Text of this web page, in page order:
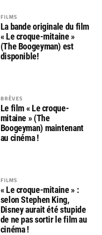
FILMS
La bande originale du film
« Le croque-mitaine »
(The Boogeyman) est
disponible!
BRÈVES
Le film « Le croque-
mitaine » (The
Boogeyman) maintenant
au cinéma !
FILMS
« Le croque-mitaine » :
selon Stephen King,
Disney aurait été stupide
de ne pas sortir le film au
cinéma !